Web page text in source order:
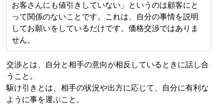
お客さんにも値引きしていない」というのは顧客にと
って関係のないことです。これは、自分の事情を説明
してお願いをしているだけです。価格交渉ではありま
せん。
交渉とは、自分と相手の意向が相反しているときに話し合
うこと。
駆け引きとは、相手の状況や出方に応じて、自分に有利な
ように事を運ぶこと。